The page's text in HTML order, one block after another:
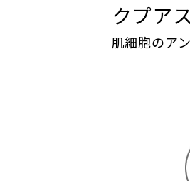
クプア
肌細胞のア